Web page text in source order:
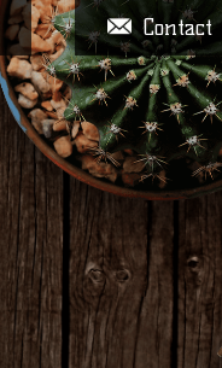
Contact